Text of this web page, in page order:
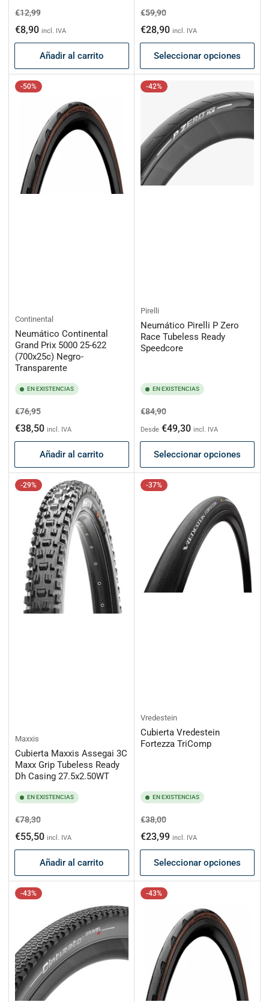
Precio
habitual
€12,99Precio
de
oferta
€8,90 incl. IVA
Añadir al carrito
Precio
habitual
€59,90Precio
de
oferta
€28,90 incl. IVA
Seleccionar opciones
-50%
Continental
Neumático Continental
Grand Prix 5000 25-622
(700x25c) Negro-
Transparente
EN EXISTENCIAS
Precio
habitual
€76,95Precio
de
oferta
€38,50 incl. IVA
Añadir al carrito
-42%
Pirelli
Neumático Pirelli P Zero
Race Tubeless Ready
Speedcore
EN EXISTENCIAS
Precio
habitual
€84,90Precio
de
oferta
Desde €49,30 incl. IVA
Seleccionar opciones
-29%
Maxxis
Cubierta Maxxis Assegai 3C
Maxx Grip Tubeless Ready
Dh Casing 27.5x2.50WT
EN EXISTENCIAS
Precio
habitual
€78,30Precio
de
oferta
€55,50 incl. IVA
Añadir al carrito
-37%
Vredestein
Cubierta Vredestein
Fortezza TriComp
EN EXISTENCIAS
Precio
habitual
€38,00Precio
de
oferta
€23,99 incl. IVA
Seleccionar opciones
-43% -43%